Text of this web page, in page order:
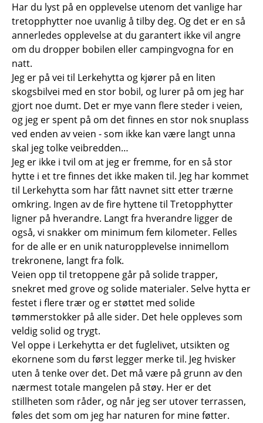
Har du lyst på en opplevelse utenom det vanlige har
tretopphytter noe uvanlig å tilby deg. Og det er en så
annerledes opplevelse at du garantert ikke vil angre
om du dropper bobilen eller campingvogna for en
natt.
Jeg er på vei til Lerkehytta og kjører på en liten
skogsbilvei med en stor bobil, og lurer på om jeg har
gjort noe dumt. Det er mye vann flere steder i veien,
og jeg er spent på om det finnes en stor nok snuplass
ved enden av veien - som ikke kan være langt unna
skal jeg tolke veibredden…
Jeg er ikke i tvil om at jeg er fremme, for en så stor
hytte i et tre finnes det ikke maken til. Jeg har kommet
til Lerkehytta som har fått navnet sitt etter trærne
omkring. Ingen av de fire hyttene til Tretopphytter
ligner på hverandre. Langt fra hverandre ligger de
også, vi snakker om minimum fem kilometer. Felles
for de alle er en unik naturopplevelse innimellom
trekronene, langt fra folk.
Veien opp til tretoppene går på solide trapper,
snekret med grove og solide materialer. Selve hytta er
festet i flere trær og er støttet med solide
tømmerstokker på alle sider. Det hele oppleves som
veldig solid og trygt.
Vel oppe i Lerkehytta er det fuglelivet, utsikten og
ekornene som du først legger merke til. Jeg hvisker
uten å tenke over det. Det må være på grunn av den
nærmest totale mangelen på støy. Her er det
stillheten som råder, og når jeg ser utover terrassen,
føles det som om jeg har naturen for mine føtter.